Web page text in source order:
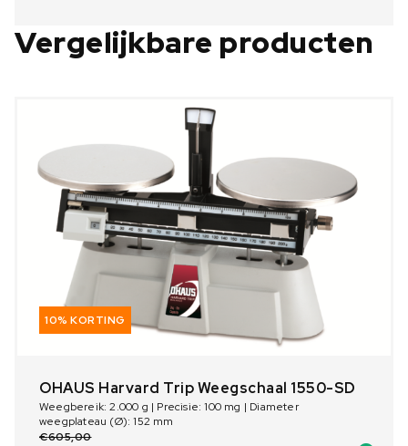
Vergelijkbare producten
10% KORTING
OHAUS Harvard Trip Weegschaal 1550-SD
Weegbereik: 2.000 g | Precisie: 100 mg | Diameter
weegplateau (Ø): 152 mm
€605,00